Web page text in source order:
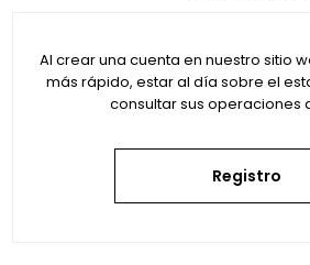
Al crear una cuenta en nuestro sitio
más rápido, estar al día sobre el
consultar sus operaciones
Registro